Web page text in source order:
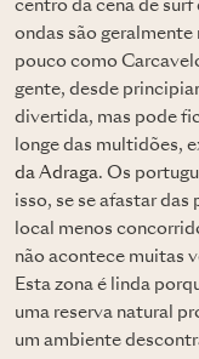
centro da cena de
ondas são geralmente
pouco como
gente, desde
divertida, mas pode
longe das multidões,
da Adraga. Os
isso, se se afastar
local menos
não acontece muitas
Esta zona é linda
uma reserva natural
um ambiente